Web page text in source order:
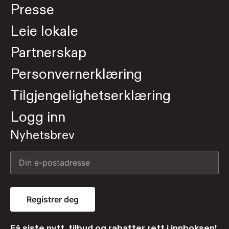
Presse
Leie lokale
Partnerskap
Personvernerklæring
Tilgjengelighetserklæring
Logg inn
Nyhetsbrev
Registrer deg